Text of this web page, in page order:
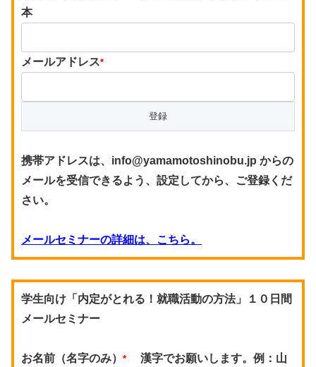
本
メールアドレス*
携帯アドレスは、info@yamamotoshinobu.jp からの
メールを受信できるよう、設定してから、ご登録くだ
さい。
メールセミナーの詳細は、こちら。
学生向け「内定がとれる！就職活動の方法」１０日間
メールセミナー
お名前（名字のみ） *
漢字でお願いします。例：山